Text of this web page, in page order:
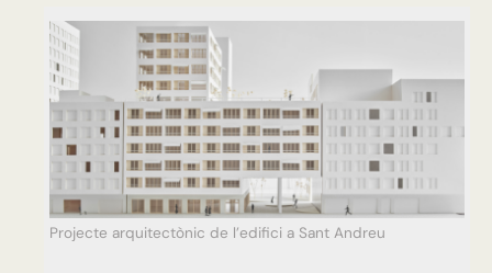
Projecte arquitectònic de l’edifici a Sant Andreu